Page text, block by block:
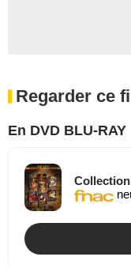
Regarder ce
En DVD BLU-RAY